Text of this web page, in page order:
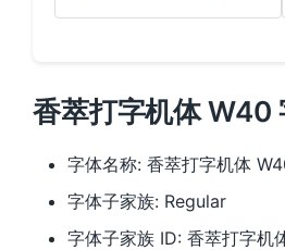
香萃打字机体 W40
字体名称: 香萃打字机体
字体子家族: Regular
字体子家族 ID: 香萃打字机